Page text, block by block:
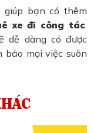
bạn có thêm
xe đi công tác.
dễ dàng có được
bảo mọi việc suôn